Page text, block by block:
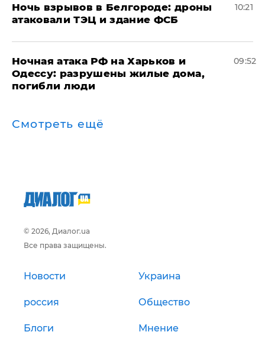
​Ночь взрывов в Белгороде: дроны
атаковали ТЭЦ и здание ФСБ
10:21
​Ночная атака РФ на Харьков и
Одессу: разрушены жилые дома,
погибли люди
09:52
Смотреть ещё
© 2026, Диалог.ua
Все права защищены.
Новости Украина
россия Общество
Блоги Мнение